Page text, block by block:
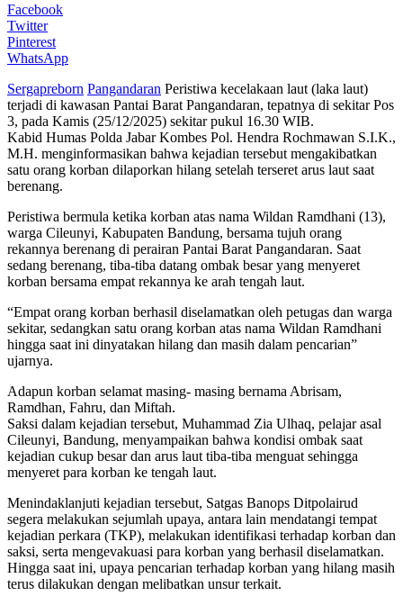
Facebook
Twitter
Pinterest
WhatsApp
Sergapreborn Pangandaran Peristiwa kecelakaan laut (laka laut)
terjadi di kawasan Pantai Barat Pangandaran, tepatnya di sekitar Pos
3, pada Kamis (25/12/2025) sekitar pukul 16.30 WIB.
Kabid Humas Polda Jabar Kombes Pol. Hendra Rochmawan S.I.K.,
M.H. menginformasikan bahwa kejadian tersebut mengakibatkan
satu orang korban dilaporkan hilang setelah terseret arus laut saat
berenang.
Peristiwa bermula ketika korban atas nama Wildan Ramdhani (13),
warga Cileunyi, Kabupaten Bandung, bersama tujuh orang
rekannya berenang di perairan Pantai Barat Pangandaran. Saat
sedang berenang, tiba-tiba datang ombak besar yang menyeret
korban bersama empat rekannya ke arah tengah laut.
“Empat orang korban berhasil diselamatkan oleh petugas dan warga
sekitar, sedangkan satu orang korban atas nama Wildan Ramdhani
hingga saat ini dinyatakan hilang dan masih dalam pencarian”
ujarnya.
Adapun korban selamat masing- masing bernama Abrisam,
Ramdhan, Fahru, dan Miftah.
Saksi dalam kejadian tersebut, Muhammad Zia Ulhaq, pelajar asal
Cileunyi, Bandung, menyampaikan bahwa kondisi ombak saat
kejadian cukup besar dan arus laut tiba-tiba menguat sehingga
menyeret para korban ke tengah laut.
Menindaklanjuti kejadian tersebut, Satgas Banops Ditpolairud
segera melakukan sejumlah upaya, antara lain mendatangi tempat
kejadian perkara (TKP), melakukan identifikasi terhadap korban dan
saksi, serta mengevakuasi para korban yang berhasil diselamatkan.
Hingga saat ini, upaya pencarian terhadap korban yang hilang masih
terus dilakukan dengan melibatkan unsur terkait.